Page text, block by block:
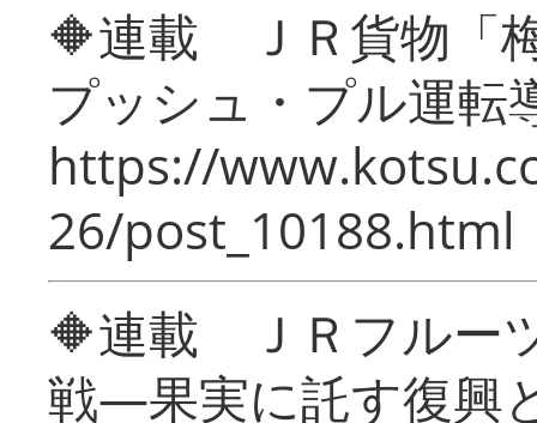
🔶連載 ＪＲ貨物「
プッシュ・プル運転
https://
26/post_10188.html
🔶連載 ＪＲフルー
戦―果実に託す復興